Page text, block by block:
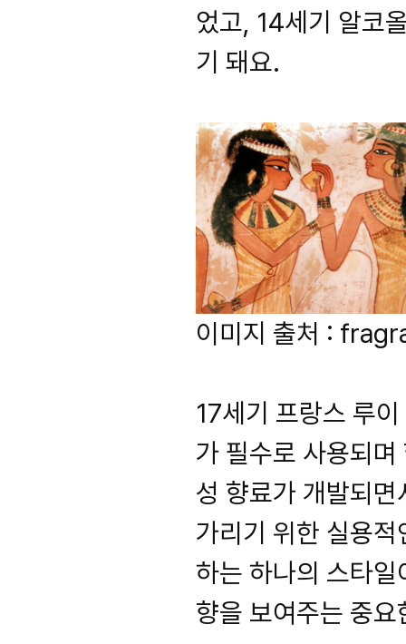
었고, 14세기 알코
기 돼요.
이미지 출처 :
17세기 프랑스 루
가 필수로 사용되
성 향료가 개발되
가리기 위한 실용
하는 하나의 스타
향을 보여주는 중